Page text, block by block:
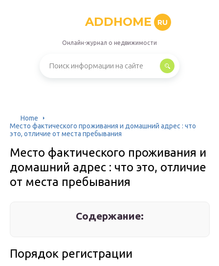
ADDHOME RU
Онлайн-журнал о недвижимости
Home
Место фактического проживания и домашний адрес : что
это, отличие от места пребывания
Место фактического проживания и
домашний адрес : что это, отличие
от места пребывания
Содержание:
Порядок регистрации